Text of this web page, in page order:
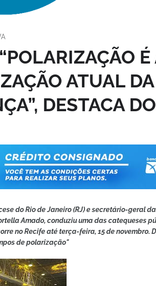
É
ATUAL DA
DESTACA
do Rio de Janeiro (RJ) e secretário-geral
Amado, conduziu uma das catequeses
no Recife até terça-feira, 15 de novembro.
de polarização"